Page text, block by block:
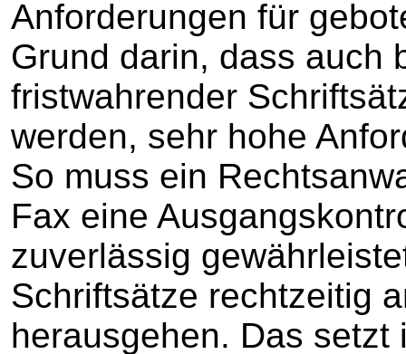
Anforderungen für
Grund darin, dass auch
fristwahrender
werden, sehr hohe
So muss ein
Fax eine
zuverlässig
Schriftsätze rechtzeitig
herausgehen. Das